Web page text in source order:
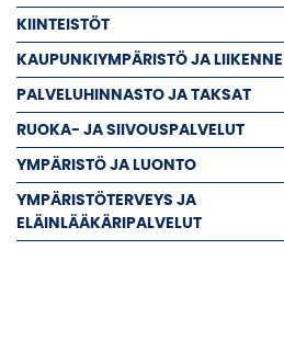
KIINTEISTÖT
KAUPUNKIYMPÄRISTÖ JA LIIKENNE
PALVELUHINNASTO JA TAKSAT
RUOKA- JA SIIVOUSPALVELUT
YMPÄRISTÖ JA LUONTO
YMPÄRISTÖTERVEYS JA
ELÄINLÄÄKÄRIPALVELUT